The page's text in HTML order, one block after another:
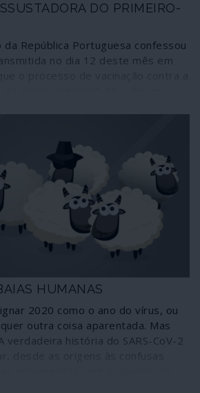
DO PRIMEIRO-
República Portuguesa confessou
no dia 12 deste mês em
existir em pleno combate à
está a saúde pública e também a
funcionamento do país como nação
HUMANAS
2020 como o ano do vírus, ou
outra coisa aparentada. Mas
verdadeira história do SARS-CoV-2